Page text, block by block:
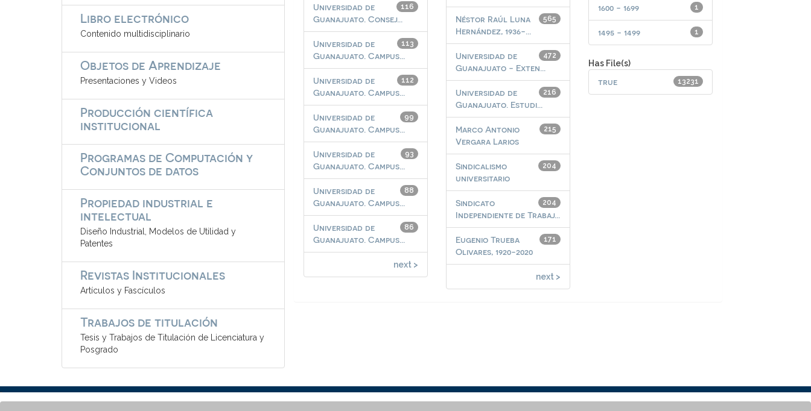
Libro electrónico
Contenido multidisciplinario
Objetos de Aprendizaje
Presentaciones y Videos
Producción científica
institucional
Programas de Computación y
Conjuntos de datos
Propiedad industrial e
intelectual
Diseño Industrial, Modelos de Utilidad y
Patentes
Revistas Institucionales
Artículos y Fascículos
Trabajos de titulación
Tesis y Trabajos de Titulación de Licenciatura y
Posgrado
116
Universidad de
Guanajuato. Consej...
113
Universidad de
Guanajuato. Campus...
112
Universidad de
Guanajuato. Campus...
99
Universidad de
Guanajuato. Campus...
93
Universidad de
Guanajuato. Campus...
88
Universidad de
Guanajuato. Campus...
86
Universidad de
Guanajuato. Campus...
next >
565
Néstor Raúl Luna
Hernández, 1936-...
472
Universidad de
Guanajuato - Exten...
216
Universidad de
Guanajuato. Estudi...
215
Marco Antonio
Vergara Larios
204
Sindicalismo
universitario
204
Sindicato
Independiente de Trabaj...
171
Eugenio Trueba
Olivares, 1920-2020
next >
1
1600 - 1699
1
1495 - 1499
Has File(s)
13231
true